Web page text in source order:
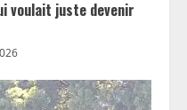
voulait juste devenir